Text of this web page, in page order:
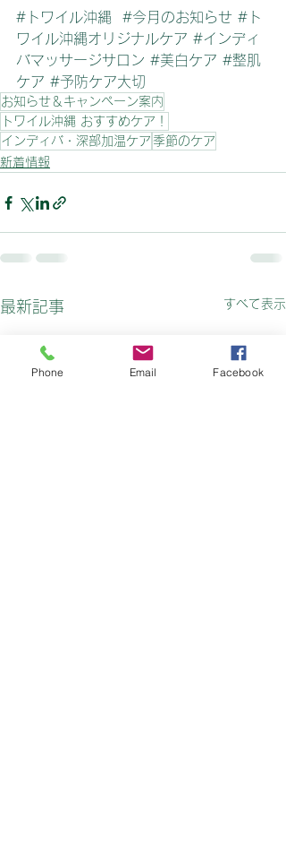
#トワイル沖縄 #今月のお知らせ #ト
ワイル沖縄オリジナルケア #インディ
バマッサージサロン #美白ケア #整肌
ケア #予防ケア大切
お知らせ＆キャンペーン案内
トワイル沖縄 おすすめケア！
インディバ・深部加温ケア 季節のケア
新着情報
最新記事 すべて表示
Phone Email Facebook